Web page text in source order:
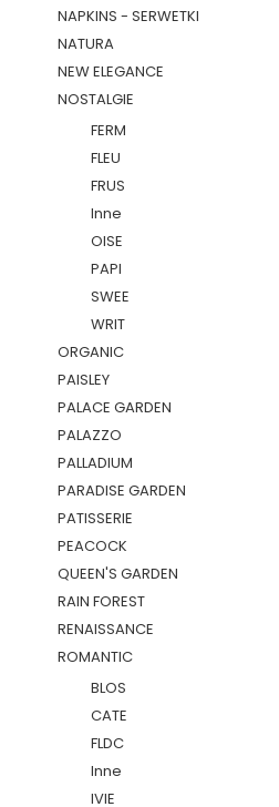
NAPKINS - SERWETKI
NATURA
NEW ELEGANCE
NOSTALGIE
FERM
FLEU
FRUS
Inne
OISE
PAPI
SWEE
WRIT
ORGANIC
PAISLEY
PALACE GARDEN
PALAZZO
PALLADIUM
PARADISE GARDEN
PATISSERIE
PEACOCK
QUEEN'S GARDEN
RAIN FOREST
RENAISSANCE
ROMANTIC
BLOS
CATE
FLDC
Inne
IVIE